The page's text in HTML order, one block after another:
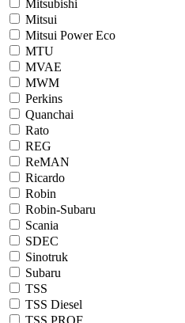
Mitsubishi
Mitsui
Mitsui Power Eco
MTU
MVAE
MWM
Perkins
Quanchai
Rato
REG
ReMAN
Ricardo
Robin
Robin-Subaru
Scania
SDEC
Sinotruk
Subaru
TSS
TSS Diesel
TSS PROF